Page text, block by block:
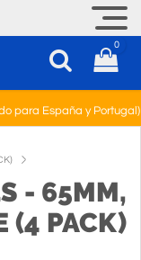
0
para España y Portugal)
- 65MM,
(4 PACK)